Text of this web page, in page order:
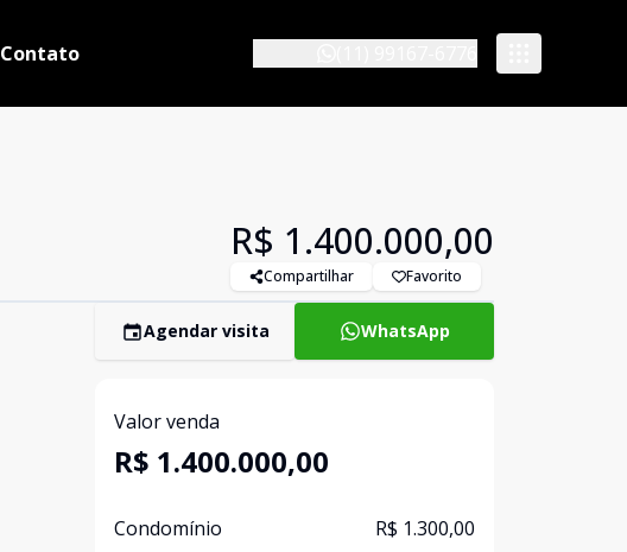
Contato
R$ 1.400.000,00
Compartilhar Favorito
Agendar visita WhatsApp
Valor venda
R$ 1.400.000,00
Condomínio R$ 1.300,00